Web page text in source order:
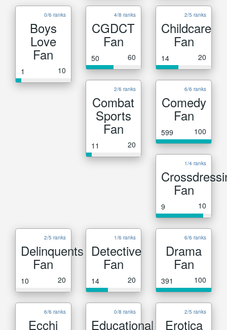
0/6 ranks
Boys
Love
Fan
1 10
4/8 ranks
CGDCT
Fan
50 60
2/5 ranks
Childcare
Fan
14 20
2/6 ranks
Combat
Sports
Fan
11 20
6/6 ranks
Comedy
Fan
599 100
1/4 ranks
Fan
9 10
2/5 ranks
Delinquents
Fan
10 20
1/6 ranks
Detective
Fan
14 20
6/6 ranks
Drama
Fan
391 100
6/6 ranks
Ecchi
0/8 ranks
Educational
2/5 ranks
Erotica